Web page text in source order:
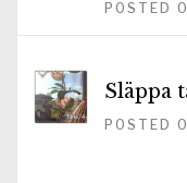
POSTED
Släppa
POSTED